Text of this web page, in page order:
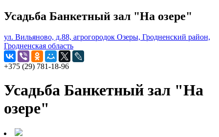
Усадьба Банкетный зал "На озере"
ул. Вильяново, д.88, агрогородок Озеры, Гродненский район,
Гродненская область
+375 (29) 781-18-96
Усадьба Банкетный зал "На
озере"